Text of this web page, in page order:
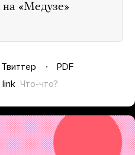
«Медузе»
Твиттер
PDF
link Что-что?